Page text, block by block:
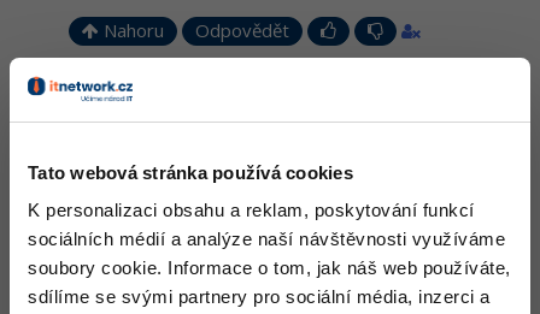
Tato webová stránka používá cookies
K personalizaci obsahu a reklam, poskytování funkcí
sociálních médií a analýze naší návštěvnosti využíváme
soubory cookie. Informace o tom, jak náš web používáte,
sdílíme se svými partnery pro sociální média, inzerci a
Nahoru Odpovědět
Odpovídá na Robert Zemánek (bobánek)
není nutno komentovat
Ale text který je barevně odlišen jako
odkaz ikdyž odkazem není už asi normální uživatel moc nepochopí
Nahoru Odpovědět